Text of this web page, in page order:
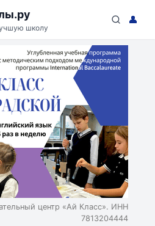
школу
👤
центр «Ай Класс». ИНН
7813204444